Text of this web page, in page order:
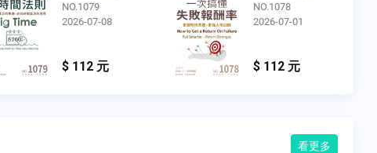
NO.1079
2026-07-08
$ 112 元
NO.1078
2026-07-01
$ 112 元
看更多